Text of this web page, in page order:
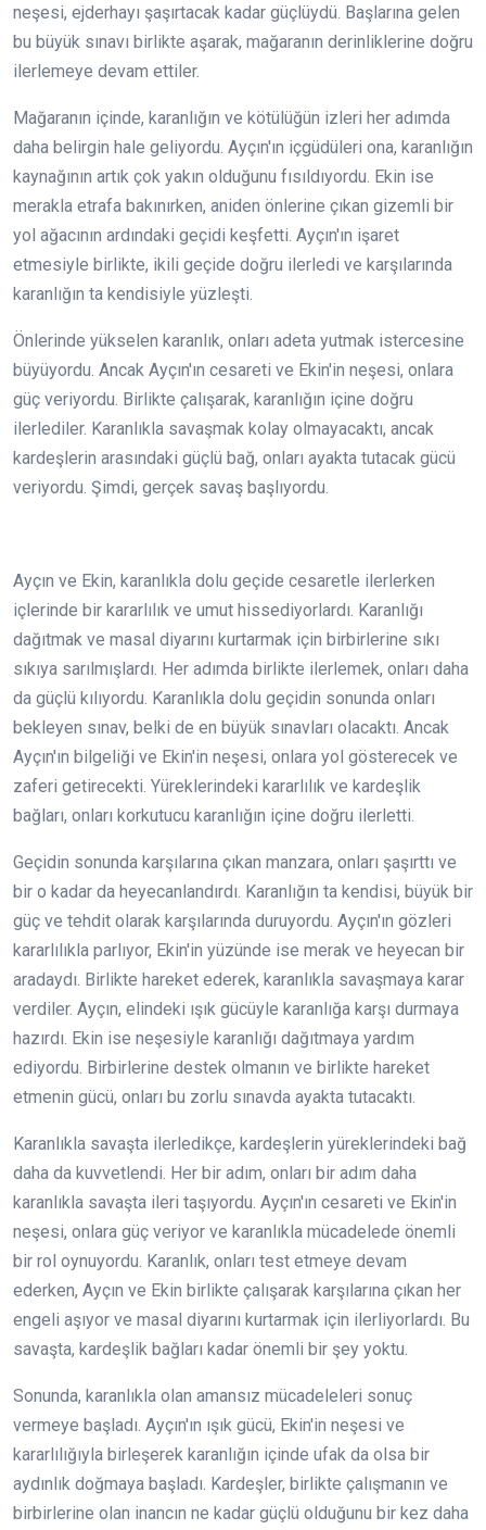
neşesi, ejderhayı şaşırtacak kadar güçlüydü. Başlarına gelen
bu büyük sınavı birlikte aşarak, mağaranın derinliklerine doğru
ilerlemeye devam ettiler.
Mağaranın içinde, karanlığın ve kötülüğün izleri her adımda
daha belirgin hale geliyordu. Ayçın'ın içgüdüleri ona, karanlığın
kaynağının artık çok yakın olduğunu fısıldıyordu. Ekin ise
merakla etrafa bakınırken, aniden önlerine çıkan gizemli bir
yol ağacının ardındaki geçidi keşfetti. Ayçın'ın işaret
etmesiyle birlikte, ikili geçide doğru ilerledi ve karşılarında
karanlığın ta kendisiyle yüzleşti.
Önlerinde yükselen karanlık, onları adeta yutmak istercesine
büyüyordu. Ancak Ayçın'ın cesareti ve Ekin'in neşesi, onlara
güç veriyordu. Birlikte çalışarak, karanlığın içine doğru
ilerlediler. Karanlıkla savaşmak kolay olmayacaktı, ancak
kardeşlerin arasındaki güçlü bağ, onları ayakta tutacak gücü
veriyordu. Şimdi, gerçek savaş başlıyordu.
Ayçın ve Ekin, karanlıkla dolu geçide cesaretle ilerlerken
içlerinde bir kararlılık ve umut hissediyorlardı. Karanlığı
dağıtmak ve masal diyarını kurtarmak için birbirlerine sıkı
sıkıya sarılmışlardı. Her adımda birlikte ilerlemek, onları daha
da güçlü kılıyordu. Karanlıkla dolu geçidin sonunda onları
bekleyen sınav, belki de en büyük sınavları olacaktı. Ancak
Ayçın'ın bilgeliği ve Ekin'in neşesi, onlara yol gösterecek ve
zaferi getirecekti. Yüreklerindeki kararlılık ve kardeşlik
bağları, onları korkutucu karanlığın içine doğru ilerletti.
Geçidin sonunda karşılarına çıkan manzara, onları şaşırttı ve
bir o kadar da heyecanlandırdı. Karanlığın ta kendisi, büyük bir
güç ve tehdit olarak karşılarında duruyordu. Ayçın'ın gözleri
kararlılıkla parlıyor, Ekin'in yüzünde ise merak ve heyecan bir
aradaydı. Birlikte hareket ederek, karanlıkla savaşmaya karar
verdiler. Ayçın, elindeki ışık gücüyle karanlığa karşı durmaya
hazırdı. Ekin ise neşesiyle karanlığı dağıtmaya yardım
ediyordu. Birbirlerine destek olmanın ve birlikte hareket
etmenin gücü, onları bu zorlu sınavda ayakta tutacaktı.
Karanlıkla savaşta ilerledikçe, kardeşlerin yüreklerindeki bağ
daha da kuvvetlendi. Her bir adım, onları bir adım daha
karanlıkla savaşta ileri taşıyordu. Ayçın'ın cesareti ve Ekin'in
neşesi, onlara güç veriyor ve karanlıkla mücadelede önemli
bir rol oynuyordu. Karanlık, onları test etmeye devam
ederken, Ayçın ve Ekin birlikte çalışarak karşılarına çıkan her
engeli aşıyor ve masal diyarını kurtarmak için ilerliyorlardı. Bu
savaşta, kardeşlik bağları kadar önemli bir şey yoktu.
Sonunda, karanlıkla olan amansız mücadeleleri sonuç
vermeye başladı. Ayçın'ın ışık gücü, Ekin'in neşesi ve
kararlılığıyla birleşerek karanlığın içinde ufak da olsa bir
aydınlık doğmaya başladı. Kardeşler, birlikte çalışmanın ve
birbirlerine olan inancın ne kadar güçlü olduğunu bir kez daha